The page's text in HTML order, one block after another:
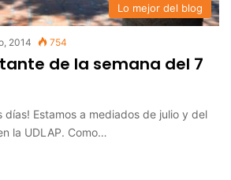
Lo mejor del blog
2014 754
de la semana del 7
días! Estamos a mediados de julio y del
la UDLAP. Como…